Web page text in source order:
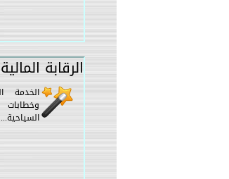
الرقابة المالية
الخدمة
وخطابات
السياحية...